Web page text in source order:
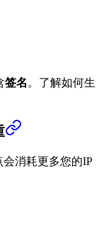
签名 。 了解如何生
消耗更多您的IP